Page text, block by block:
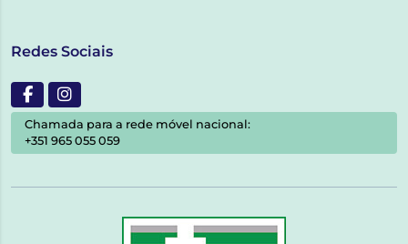
Redes Sociais
Chamada para a rede móvel nacional:
+351 965 055 059